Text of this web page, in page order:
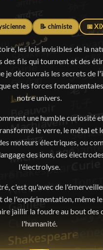
📝 chimiste 📅
les lois invisibles de la
des fils qui tournent et des
je découvrais les secrets de
et les forces
notre univers.
une humble curiosité
le verre, le métal et
moteurs électriques, ou
des ions, des
l'électrolyse.
c'est qu'avec de
de l'expérimentation, même
jaillir la foudre au bout des
l'humanité.